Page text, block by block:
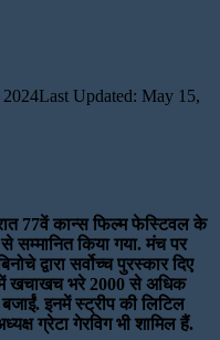
Last Updated: May 15,
77वें कान्स फिल्म फेस्टिवल के
सम्मानित किया गया. मंच पर
द्वारा सर्वोच्च पुरस्कार दिए
में खचाखच भरे 2000 से अधिक
इनमें स्ट्रीप की लिटिल
ग्रेटा गेरविग भी शामिल हैं.